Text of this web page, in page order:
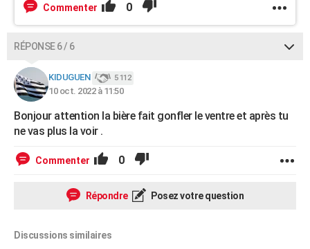
Commenter 0
RÉPONSE 6 / 6
KIDUGUEN 5 112
10 oct. 2022 à 11:50
Bonjour attention la bière fait gonfler le ventre et après tu
ne vas plus la voir .
Commenter 0
Répondre Posez votre question
Discussions similaires